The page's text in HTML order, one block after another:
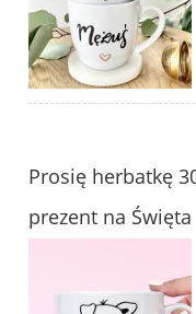
Prosię herbatkę
prezent na Święta